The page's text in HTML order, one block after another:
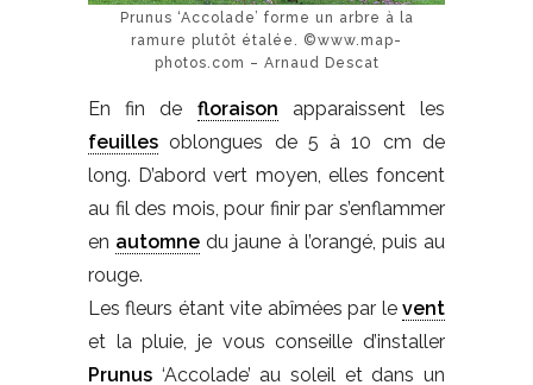
Prunus ‘Accolade’ forme un arbre à la
ramure plutôt étalée. ©www.map-
photos.com – Arnaud Descat
En fin de floraison apparaissent les
feuilles oblongues de 5 à 10 cm de
long. D’abord vert moyen, elles foncent
au fil des mois, pour finir par s’enflammer
en automne du jaune à l’orangé, puis au
rouge.
Les fleurs étant vite abîmées par le vent
et la pluie, je vous conseille d’installer
Prunus ‘Accolade’ au soleil et dans un